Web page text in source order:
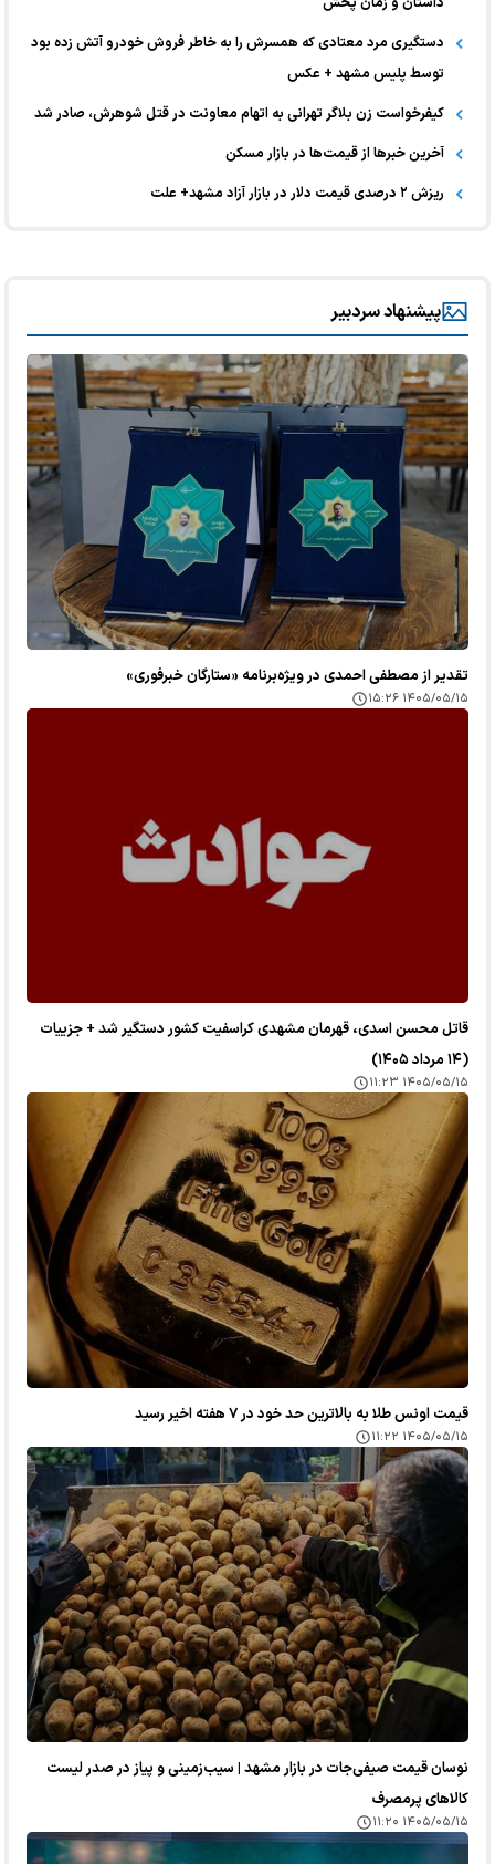
دستگیری مرد معتادی که همسرش را به خاطر فروش خودرو آتش زده بود
توسط پلیس مشهد + عکس
کیفرخواست زن بلاگر تهرانی به اتهام معاونت در قتل شوهرش، صادر شد
آخرین خبر‌ها از قیمت‌ها در بازار مسکن
ریزش ۲ درصدی قیمت دلار در بازار آزاد مشهد+ علت
پیشنهاد سردبیر
تقدیر از مصطفی احمدی در ویژه‌برنامه «ستارگان خبرفوری»
۱۴۰۵/۰۵/۱۵ ۱۵:۲۶
قاتل محسن اسدی، قهرمان مشهدی کراسفیت کشور دستگیر شد + جزییات
(۱۴ مرداد ۱۴۰۵)
۱۴۰۵/۰۵/۱۵ ۱۱:۲۳
قیمت اونس طلا به بالاترین حد خود در ۷ هفته اخیر رسید
۱۴۰۵/۰۵/۱۵ ۱۱:۲۲
نوسان قیمت صیفی‌جات در بازار مشهد | سیب‌زمینی و پیاز در صدر لیست
کالا‌های پرمصرف
۱۴۰۵/۰۵/۱۵ ۱۱:۲۰